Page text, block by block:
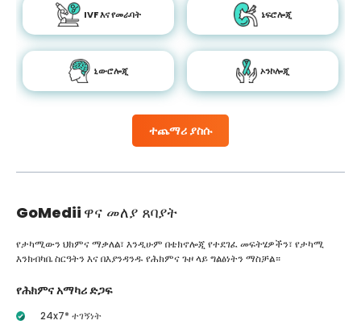
ተጨማሪ ያስሱ
IVF እና የመራባት ኔፍሮሎጂ
ኒውሮሎጂ ኦንኮሎጂ
GoMedii ዋና መለያ ጸባያት
የታካሚውን ህክምና ማቃለል፣ እንዲሁም በቴክኖሎጂ የተደገፈ መፍትሄዎችን፣ የታካሚ
እንክብካቤ ስርዓትን እና በእያንዳንዱ የሕክምና ጉዞ ላይ ግልፅነትን ማስቻል።
የሕክምና አማካሪ ድጋፍ
24x7* ተገኝነት